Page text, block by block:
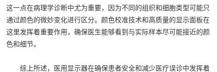
这一点在病理学诊断中尤为重要，因为不同的组织和细胞类型可能只
通过颜色的微妙变化进行区分。颜色校准技术和高质量的显示面板在
这里发挥着重要作用，确保医生能够看到与实际样本尽可能接近的颜
色和细节。
综上所述，医用显示器在确保患者安全和减少医疗误诊中发挥着